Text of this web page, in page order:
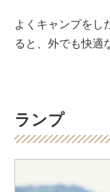
よくキャンプをし
ると、外でも快適
ランプ